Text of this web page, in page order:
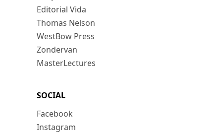
Editorial Vida
Thomas Nelson
WestBow Press
Zondervan
MasterLectures
SOCIAL
Facebook
Instagram